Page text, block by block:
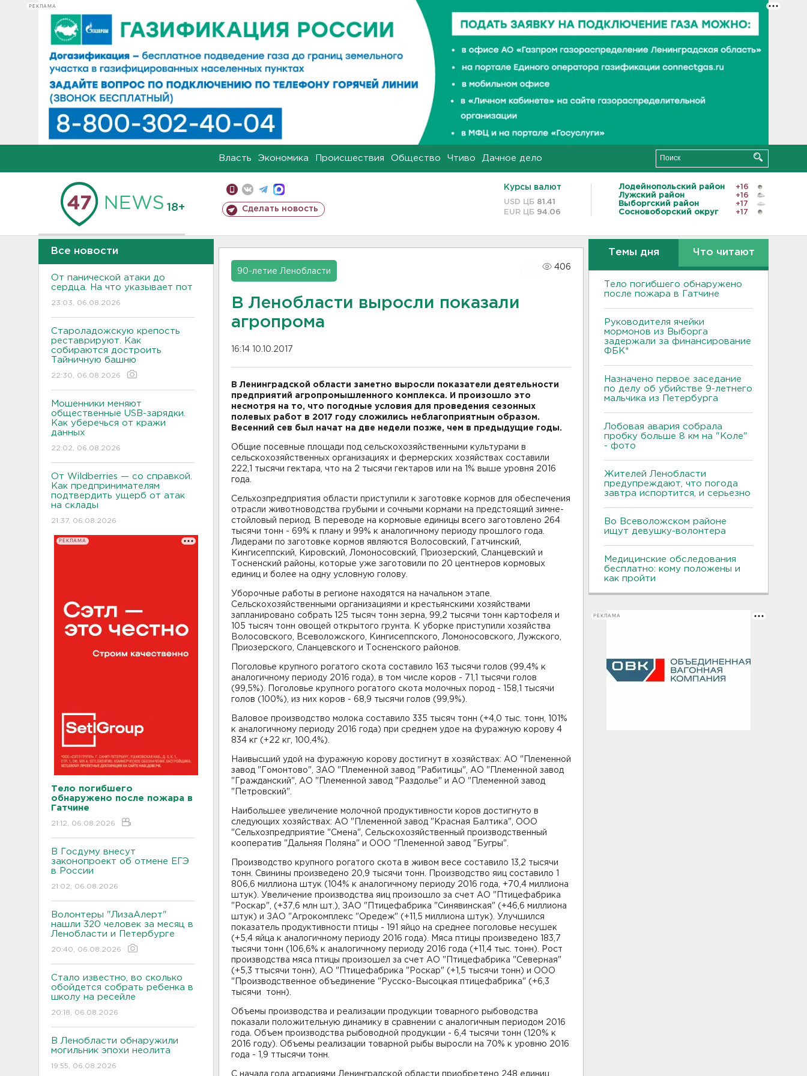
РЕКЛАМА
Власть Экономика Происшествия Общество Чтиво Дачное дело
18+ Сделать новость
Курсы валют
USD ЦБ 81.41
EUR ЦБ 94.06
Лодейнопольский район
+16
Лужский район
+16
Выборгский район
+17
Сосновоборский округ
+17
Все новости
От панической атаки до
сердца. На что указывает пот
23:03, 06.08.2026
Староладожскую крепость
реставрируют. Как
собираются достроить
Тайничную башню
22:30, 06.08.2026
Мошенники меняют
общественные USB-зарядки.
Как уберечься от кражи
данных
22:02, 06.08.2026
От Wildberries — со справкой.
Как предпринимателям
подтвердить ущерб от атак
на склады
21:37, 06.08.2026
РЕКЛАМА
Тело погибшего
обнаружено после пожара в
Гатчине
21:12, 06.08.2026
В Госдуму внесут
законопроект об отмене ЕГЭ
в России
21:02, 06.08.2026
Волонтеры "ЛизаАлерт"
нашли 320 человек за месяц в
Ленобласти и Петербурге
20:40, 06.08.2026
Стало известно, во сколько
обойдется собрать ребенка в
школу на ресейле
20:18, 06.08.2026
В Ленобласти обнаружили
могильник эпохи неолита
19:55, 06.08.2026
90-летие Ленобласти
406
В Ленобласти выросли показали
агропрома
16:14 10.10.2017
В Ленинградской области заметно выросли показатели деятельности
предприятий агропромышленного комплекса. И произошло это
несмотря на то, что погодные условия для проведения сезонных
полевых работ в 2017 году сложились неблагоприятным образом.
Весенний сев был начат на две недели позже, чем в предыдущие годы.
Общие посевные площади под сельскохозяйственными культурами в
сельскохозяйственных организациях и фермерских хозяйствах составили
222,1 тысячи гектара, что на 2 тысячи гектаров или на 1% выше уровня 2016
года.
Сельхозпредприятия области приступили к заготовке кормов для обеспечения
отрасли животноводства грубыми и сочными кормами на предстоящий зимне-
стойловый период. В переводе на кормовые единицы всего заготовлено 264
тысячи тонн - 69% к плану и 99% к аналогичному периоду прошлого года.
Лидерами по заготовке кормов являются Волосовский, Гатчинский,
Кингисеппский, Кировский, Ломоносовский, Приозерский, Сланцевский и
Тосненский районы, которые уже заготовили по 20 центнеров кормовых
единиц и более на одну условную голову.
Уборочные работы в регионе находятся на начальном этапе.
Сельскохозяйственными организациями и крестьянскими хозяйствами
запланировано собрать 125 тысяч тонн зерна, 99,2 тысячи тонн картофеля и
105 тысяч тонн овощей открытого грунта. К уборке приступили хозяйства
Волосовского, Всеволожского, Кингисеппского, Ломоносовского, Лужского,
Приозерского, Сланцевского и Тосненского районов.
Поголовье крупного рогатого скота составило 163 тысячи голов (99,4% к
аналогичному периоду 2016 года), в том числе коров - 71,1 тысячи голов
(99,5%). Поголовье крупного рогатого скота молочных пород - 158,1 тысячи
голов (100%), из них коров - 68,9 тысячи голов (99,9%).
Валовое производство молока составило 335 тысяч тонн (+4,0 тыс. тонн, 101%
к аналогичному периоду 2016 года) при среднем удое на фуражную корову 4
834 кг (+22 кг, 100,4%).
Наивысший удой на фуражную корову достигнут в хозяйствах: АО "Племенной
завод "Гомонтово", ЗАО "Племенной завод "Рабитицы", АО "Племенной завод
"Гражданский", АО "Племенной завод "Раздолье" и АО "Племенной завод
"Петровский".
Наибольшее увеличение молочной продуктивности коров достигнуто в
следующих хозяйствах: АО "Племенной завод "Красная Балтика", ООО
"Сельхозпредприятие "Смена", Сельскохозяйственный производственный
кооператив "Дальняя Поляна" и ООО "Племенной завод "Бугры".
Производство крупного рогатого скота в живом весе составило 13,2 тысячи
тонн. Свинины произведено 20,9 тысячи тонн. Производство яиц составило 1
806,6 миллиона штук (104% к аналогичному периоду 2016 года, +70,4 миллиона
штук). Увеличение производства яиц произошло за счет АО "Птицефабрика
"Роскар", (+37,6 млн шт.), ЗАО "Птицефабрика "Синявинская" (+46,6 миллиона
штук) и ЗАО "Агрокомплекс "Оредеж" (+11,5 миллиона штук). Улучшился
показатель продуктивности птицы - 191 яйцо на среднее поголовье несушек
(+5,4 яйца к аналогичному периоду 2016 года). Мяса птицы произведено 183,7
тысячи тонн (106,6% к аналогичному периоду 2016 года (+11,4 тыс. тонн). Рост
производства мяса птицы произошел за счет АО "Птицефабрика "Северная"
(+5,3 ттысячи тонн), АО "Птицефабрика "Роскар" (+1,5 тысячи тонн) и ООО
"Производственное объединение "Русско-Высоцкая птицефабрика" (+6,3
тысячи тонн).
Объемы производства и реализации продукции товарного рыбоводства
показали положительную динамику в сравнении с аналогичным периодом 2016
года. Объем производства рыбоводной продукции - 6,4 тысячи тонн (120% к
2016 году). Объемы реализации товарной рыбы выросли на 70% к уровню 2016
года - 1,9 ттысячи тонн.
С начала года аграриями Ленинградской области приобретено 248 единиц
Темы дня Что читают
Тело погибшего обнаружено
после пожара в Гатчине
Руководителя ячейки
мормонов из Выборга
задержали за финансирование
ФБК*
Назначено первое заседание
по делу об убийстве 9-летнего
мальчика из Петербурга
Лобовая авария собрала
пробку больше 8 км на "Коле"
- фото
Жителей Ленобласти
предупреждают, что погода
завтра испортится, и серьезно
Во Всеволожском районе
ищут девушку-волонтера
Медицинские обследования
бесплатно: кому положены и
как пройти
РЕКЛАМА